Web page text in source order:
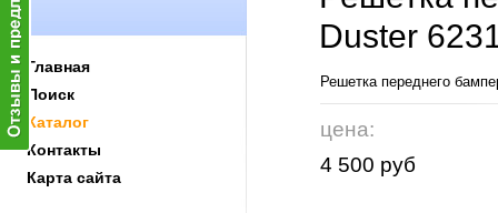
Главная
Поиск
Каталог
Контакты
Карта сайта
Duster
Решетка переднего
цена:
4 500 руб